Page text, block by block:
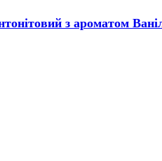
з ароматом